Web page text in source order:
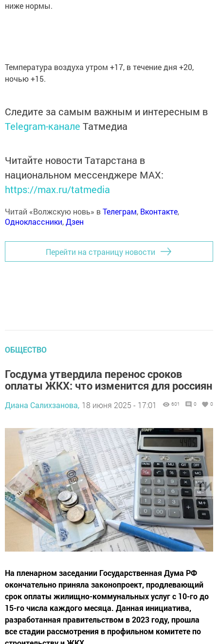
ниже нормы.
Температура воздуха утром +17, в течение дня +20,
ночью +15.
Следите за самым важным и интересным в
Telegram-канале Татмедиа
Читайте новости Татарстана в
национальном мессенджере MАХ:
https://max.ru/tatmedia
Читай «Волжскую новь» вТелеграм, Вконтакте,
Одноклассники,Дзен
Перейти на страницу новости
ОБЩЕСТВО
Госдума утвердила перенос сроков
оплаты ЖКХ: что изменится для россиян
Диана Салихзанова, 18 июня 2025 - 17:01 601 0 0
На пленарном заседании Государственная Дума РФ
окончательно приняла законопроект, продлевающий
срок оплаты жилищно-коммунальных услуг с 10-го до
15-го числа каждого месяца. Данная инициатива,
разработанная правительством в 2023 году, прошла
все стадии рассмотрения в профильном комитете по